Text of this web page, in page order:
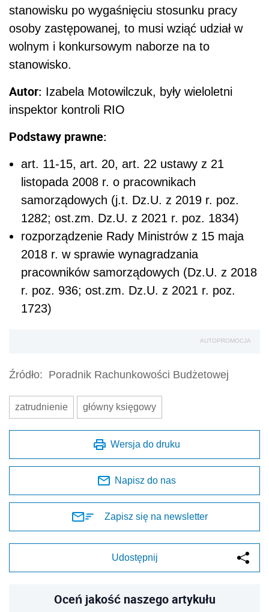
stanowisku po wygaśnięciu stosunku pracy
osoby zastępowanej, to musi wziąć udział w
wolnym i konkursowym naborze na to
stanowisko.
Autor: Izabela Motowilczuk, były wieloletni
inspektor kontroli RIO
Podstawy prawne:
art. 11-15, art. 20, art. 22 ustawy z 21
listopada 2008 r. o pracownikach
samorządowych (j.t. Dz.U. z 2019 r. poz.
1282; ost.zm. Dz.U. z 2021 r. poz. 1834)
rozporządzenie Rady Ministrów z 15 maja
2018 r. w sprawie wynagradzania
pracowników samorządowych (Dz.U. z 2018
r. poz. 936; ost.zm. Dz.U. z 2021 r. poz.
1723)
AUTOPROMOCJA
Źródło: Poradnik Rachunkowości Budżetowej
zatrudnienie główny księgowy
Wersja do druku
Napisz do nas
Zapisz się na newsletter
Udostępnij
Oceń jakość naszego artykułu